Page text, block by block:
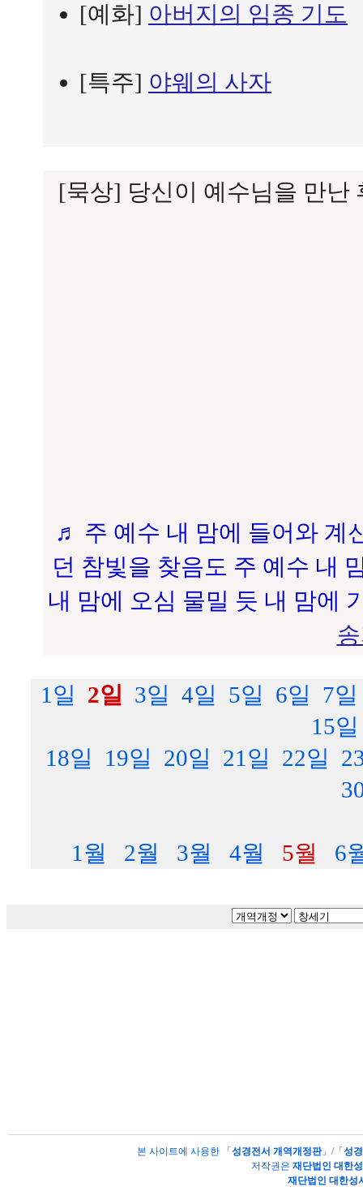
[예화] 아버지의 임종 기도
[특주] 야웨의 사자
[묵상] 당신이 예수님을 만난
♬ 주 예수 내 맘에 들어와 계
던 참빛을 찾음도 주 예수 내
내 맘에 오심 물밀 듯 내 맘에
1일 2일 3일 4일 5일 6일
7일
15일
18일
19일 20일 21일 22일
1월 2월 3월 4월 5월 6
본 사이트에 사용한 「 성경전서 개역개정판」/「 성
저작권은 재단법인 대한
재단법인 대한성